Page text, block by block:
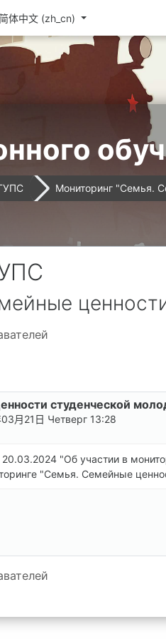
体中文 ‎(zh_cn)‎
Мониторинг "Семья.
студенческой
月21日 Четверг 13:28
"Об участии в
"Семья. Семейные